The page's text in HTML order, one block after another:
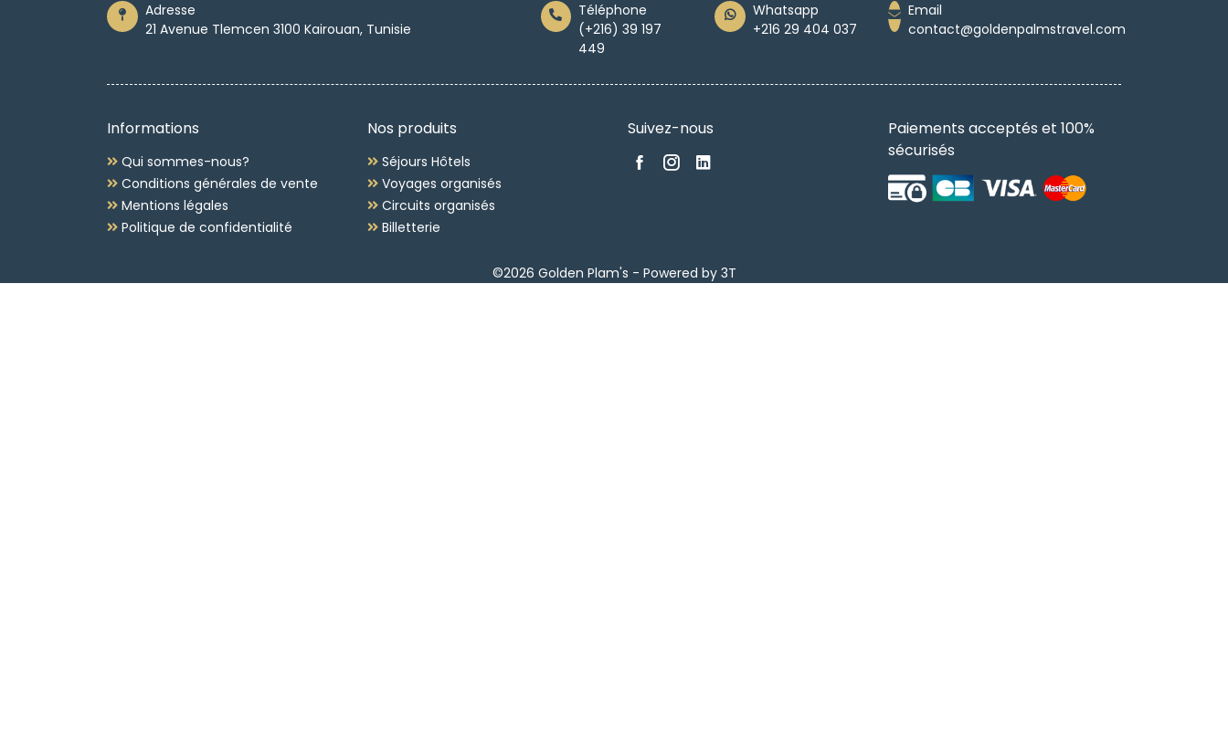
Adresse
21 Avenue Tlemcen 3100 Kairouan, Tunisie
Téléphone
(+216) 39 197
449
Whatsapp
+216 29 404 037
Email
contact@goldenpalmstravel.com
Informations
Qui sommes-nous?
Conditions générales de vente
Mentions légales
Politique de confidentialité
Nos produits
Séjours Hôtels
Voyages organisés
Circuits organisés
Billetterie
Suivez-nous
Paiements acceptés et 100%
sécurisés
©2026 Golden Plam's - Powered by 3T